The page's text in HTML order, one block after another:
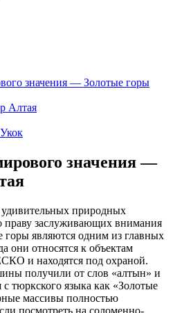
значения — Золотые горы
Алтая
значения —
природных
праву заслуживающих внимания
горы являются одним из главных
они относятся к объектам
и находятся под охраной.
получили от слов «алтын» и
с тюркского языка как «Золотые
массивы полностью
посмотреть на соломенно-